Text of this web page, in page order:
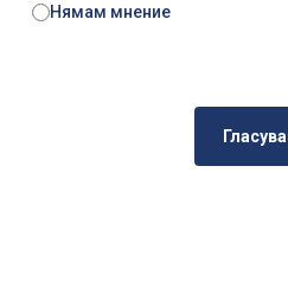
Нямам мнение